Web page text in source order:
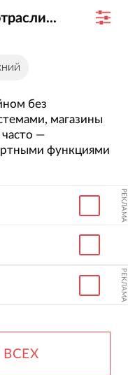
без
магазины
—
функциями
РЕКЛАМА
РЕКЛАМА